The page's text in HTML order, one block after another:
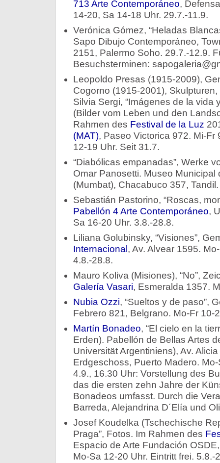
713 Arte Contemporáneo,
14-20, Sa 14-18 Uhr. 29.7.-11.9.
Verónica Gómez, “Heladas
Sapo Dibujo Contemporáneo,
2151, Palermo Soho. 29.7.-12.9.
Besuchsterminen:
Leopoldo Presas (1915-2009),
Cogorno (1915-2001),
Silvia Sergi, “Imágenes de la vida
(Bilder vom Leben und den
Rahmen des Festival de la Luz
(MAT), Paseo Victorica 972. Mi-Fr
12-19 Uhr. Seit 31.7.
“Diabólicas empanadas”, Werke
Omar Panosetti. Museo Municipal
(Mumbat), Chacabuco 357,
Sebastián Pastorino, “Roscas,
Pabellón 4 Arte Contemporáneo,
Sa 16-20 Uhr. 3.8.-28.8.
Liliana Golubinsky, “Visiones”,
Internacional , Av. Alvear 1595.
4.8.-28.8.
Mauro Koliva (Misiones), “No”,
Galería Vasari, Esmeralda 1357.
Nubia Ozzi, “Sueltos y de paso”,
Febrero 821, Belgrano. Mo-Fr 10-
Martín Bonadeo, “El cielo en la
Erden). Pabellón de Bellas Artes
Universität Argentiniens), Av.
Erdgeschoss, Puerto Madero.
4.9., 16.30 Uhr: Vorstellung des
das die ersten zehn Jahre der
Bonadeos umfasst. Durch die
Barreda, Alejandrina D´Elía und
Josef Koudelka (Tschechische
Praga”, Fotos. Im Rahmen des
Espacio de Arte Fundación
Mo-Sa 12-20 Uhr. Eintritt frei. 5.8.-